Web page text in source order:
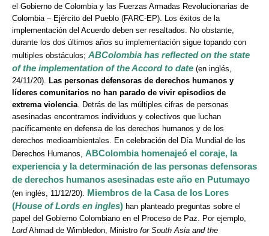
el Gobierno de Colombia y las Fuerzas Armadas Revolucionarias de
Colombia – Ejército del Pueblo (FARC-EP). Los éxitos de la
implementación del Acuerdo deben ser resaltados. No obstante,
durante los dos últimos años su implementación sigue topando con
multiples obstáculos; ABColombia has reflected on the state
of the implementation of the Accord to date (en inglés,
24/11/20). Las personas defensoras de derechos humanos y
líderes comunitarios no han parado de vivir episodios de
extrema violencia. Detrás de las múltiples cifras de personas
asesinadas encontramos individuos y colectivos que luchan
pacíficamente en defensa de los derechos humanos y de los
derechos medioambientales. En celebración del Día Mundial de los
Derechos Humanos, ABColombia homenajeó el coraje, la
experiencia y la determinación de las personas defensoras
de derechos humanos asesinadas este año en Putumayo
(en inglés, 11/12/20). Miembros de la Casa de los Lores
(House of Lords en ingles) han planteado preguntas sobre el
papel del Gobierno Colombiano en el Proceso de Paz. Por ejemplo,
LordAhmad de Wimbledon, Ministro for South Asia and the